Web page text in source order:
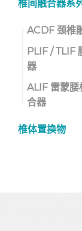
椎间融合器系
ACDF 颈椎
PLIF / TLIF
器
ALIF 雷蒙腰
合器
椎体置换物